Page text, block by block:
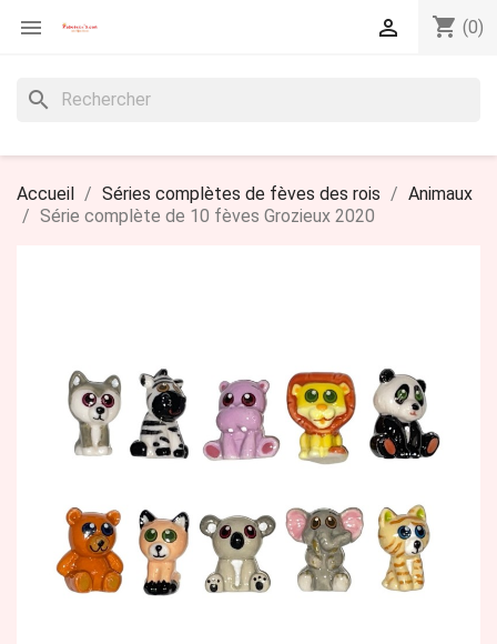
 shopping_cart (0)

search
Accueil Séries complètes de fèves des rois
Animaux
Série complète de 10 fèves Grozieux 2020